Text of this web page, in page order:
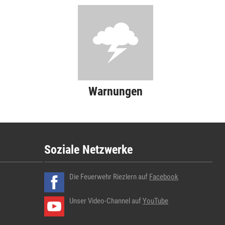
Warnungen
Soziale Netzwerke
Die Feuerwehr Riezlern auf Facebook
Unser Video-Channel aufYouTube